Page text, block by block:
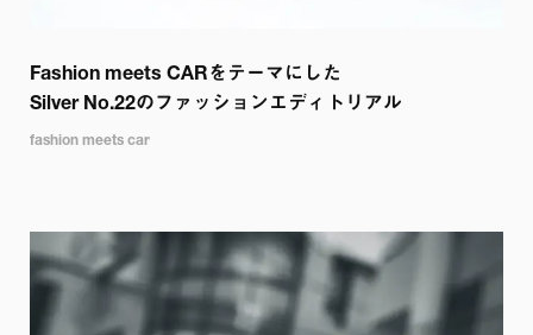
Fashion meets CARをテーマにした
Silver No.22のファッションエディトリアル
fashion meets car